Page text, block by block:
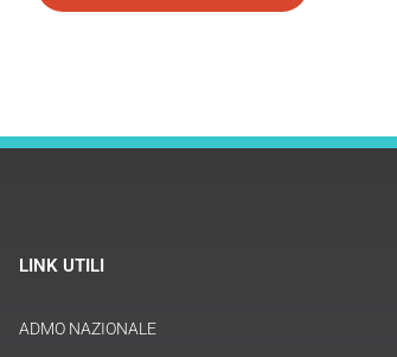
LINK UTILI
ADMO NAZIONALE